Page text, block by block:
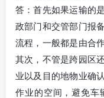
答：首先如果运输的
政部门和交管部门报
流程，一般都是由合
其次，不管是跨园区
业以及目的地物业确
作业的空间，避免车